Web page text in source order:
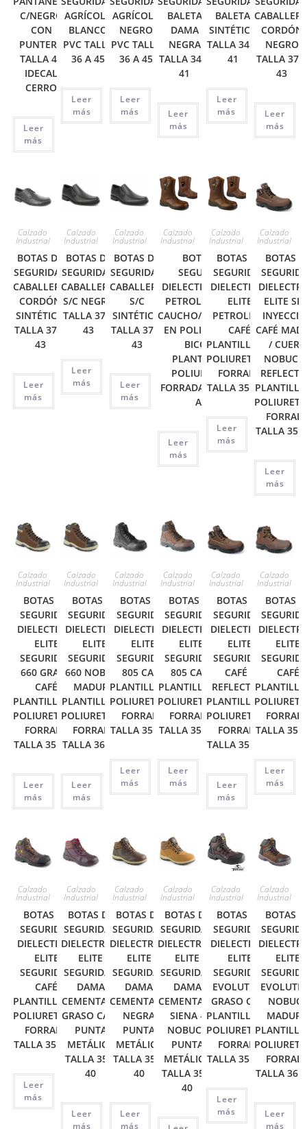
C/NEGRO
CON
PUNTERA
TALLA 42
IDECAL
CERRO
Leer
más
AGRÍCOLA
BLANCO
PVC TALLA
36 A 45
Leer
más
AGRÍCOLA
NEGRO
PVC TALLA
36 A 45
Leer
más
BALETA
DAMA
NEGRA
TALLA 34 A
41
Leer
más
BALETA
SINTÉTICA
TALLA 34 A
41
Leer
más
CORDÓN
NEGRO
TALLA 37 A
43
Leer
más
Calzado
Industrial
BOTAS DE
SEGURIDAD
CABALLERO
CORDÓN
SINTÉTICO
TALLA 37 A
43
Leer
más
Calzado
Industrial
BOTAS DE
SEGURIDAD
CABALLERO
S/C NEGRO
TALLA 37 A
43
Leer
más
Calzado
Industrial
BOTAS DE
SEGURIDAD
CABALLERO
S/C
SINTÉTICO
TALLA 37 A
43
Leer
más
Calzado
Industrial
BOTAS DE
SEGURIDAD
DIELECTRICA ELITE
PETROLERA CAFÉ
CAUCHO/PLANTILLA
EN POLIURETANO
BICOLOR
PLANTILLA EN
POLIURETANO
FORRADA TALLA 35
A 46
Leer
más
Calzado
Industrial
BOTAS DE
SEGURIDAD
DIELECTRICA
ELITE
PETROLERA
CAFÉ
PLANTILLA EN
POLIURETANO
FORRADA
TALLA 35 A 46
Leer
más
Calzado
Industrial
BOTAS
ELITE
CAFÉ
/ CUERO
NOBUCK
TALLA 35
Leer
más
Calzado
Industrial
BOTAS DE
SEGURIDAD
DIELECTRICA
ELITE
SEGURIDAD
660 GRASO
CAFÉ
PLANTILLA EN
POLIURETANO
FORRADA
TALLA 35 A 46
Leer
más
Calzado
Industrial
BOTAS DE
SEGURIDAD
DIELECTRICA
ELITE
SEGURIDAD
660 NOBUCK
MADURO
PLANTILLA EN
POLIURETANO
FORRADA
TALLA 36 A 44
Leer
más
Calzado
Industrial
BOTAS DE
SEGURIDAD
DIELECTRICA
ELITE
SEGURIDAD
805 CAFÉ
PLANTILLA EN
POLIURETANO
FORRADA
TALLA 35 A 46
Leer
más
Calzado
Industrial
BOTAS DE
SEGURIDAD
DIELECTRICA
ELITE
SEGURIDAD
805 CAFÉ
PLANTILLA EN
POLIURETANO
FORRADA
TALLA 35 A 46
Leer
más
Calzado
Industrial
BOTAS DE
SEGURIDAD
DIELECTRICA
ELITE
SEGURIDAD
CAFÉ –
REFLECTIVO
PLANTILLA EN
POLIURETANO
FORRADA
TALLA 35 A 46
Leer
más
Calzado
Industrial
BOTAS
ELITE
CAFÉ
TALLA 35
Leer
más
Calzado
Industrial
BOTAS DE
SEGURIDAD
DIELECTRICA
ELITE
SEGURIDAD
CAFÉ
PLANTILLA EN
POLIURETANO
FORRADA
TALLA 35 A 46
Leer
más
Calzado
Industrial
BOTAS DE
SEGURIDAD
DIELECTRICA
ELITE
SEGURIDAD
DAMA
CEMENTADA
GRASO CAFÉ
PUNTA
METÁLICA
TALLA 35 A
40
Leer
más
Calzado
Industrial
BOTAS DE
SEGURIDAD
DIELECTRICA
ELITE
SEGURIDAD
DAMA
CEMENTADA
NEGRA
PUNTA
METÁLICA
TALLA 35 A
40
Leer
más
Calzado
Industrial
BOTAS DE
SEGURIDAD
DIELECTRICA
ELITE
SEGURIDAD
DAMA
CEMENTADA
SIENA –
NOBUCK
PUNTA
METÁLICA
TALLA 35 A
40
Calzado
Industrial
BOTAS DE
SEGURIDAD
DIELECTRICA
ELITE
SEGURIDAD
EVOLUTION
GRASO CAFÉ
PLANTILLA EN
POLIURETANO
FORRADA
TALLA 35 A 46
Leer
más
Calzado
Industrial
BOTAS
ELITE
TALLA 36
Leer
más